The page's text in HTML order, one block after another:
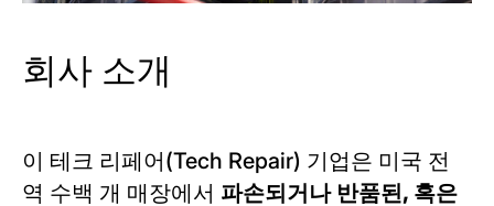
회사 소개
이 테크 리페어(Tech Repair) 기업은 미국 전
역 수백 개 매장에서 파손되거나 반품된, 혹은